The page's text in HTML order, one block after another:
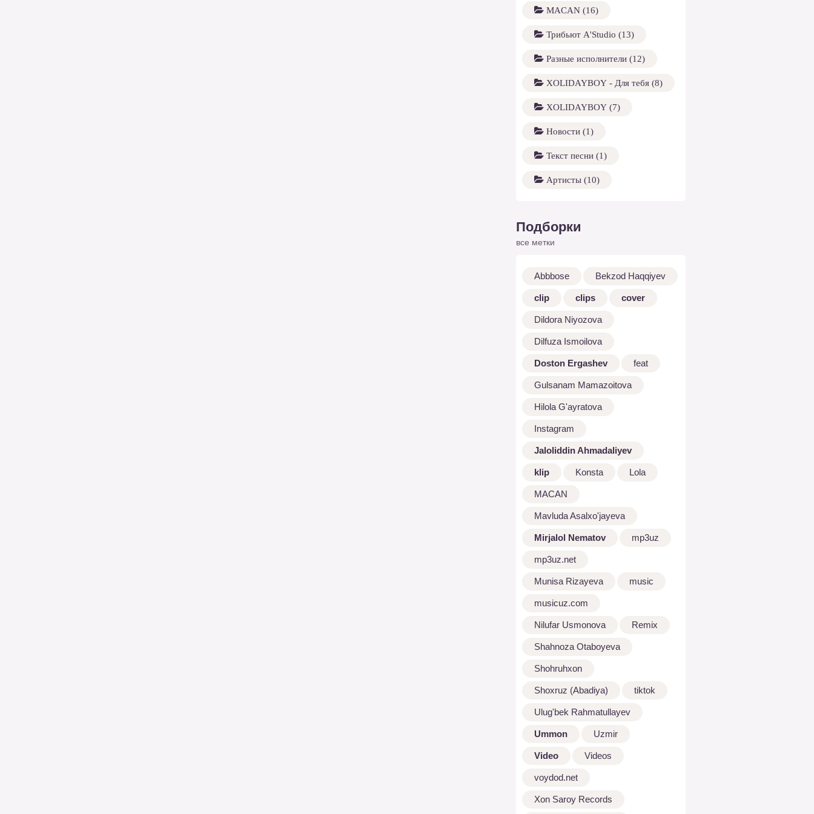
MACAN (16)
Трибьют A'Studio (13)
Разные исполнители (12)
XOLIDAYBOY - Для тебя (8)
XOLIDAYBOY (7)
Новости (1)
Текст песни (1)
Артисты (10)
Подборки
все метки
Abbbose Bekzod Haqqiyev
clip clips cover
Dildora Niyozova
Dilfuza Ismoilova
Doston Ergashev feat
Gulsanam Mamazoitova
Hilola G'ayratova
Instagram
Jaloliddin Ahmadaliyev
klip Konsta Lola
MACAN
Mavluda Asalxo'jayeva
Mirjalol Nematov mp3uz
mp3uz.net
Munisa Rizayeva music
musicuz.com
Nilufar Usmonova Remix
Shahnoza Otaboyeva
Shohruhxon
Shoxruz (Abadiya) tiktok
Ulug'bek Rahmatullayev
Ummon Uzmir
Video Videos
voydod.net
Xon Saroy Records